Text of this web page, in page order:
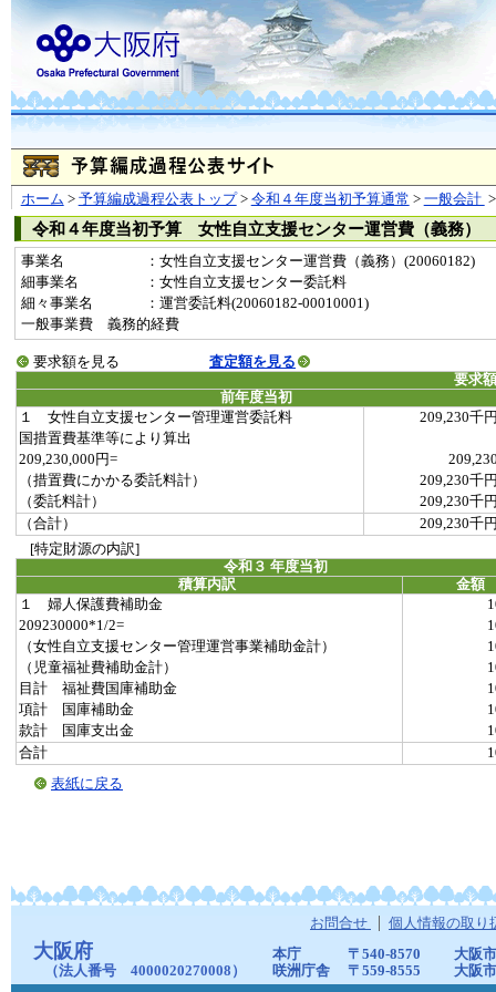
ホーム > 予算編成過程公表トップ> 令和４年度当初予算通常 > 一般会計
令和４年度当初予算 女性自立支援センター運営費（義務）
事業名
：女性自立支援センター運営費（義務）(20060182)
細事業名
：女性自立支援センター委託料
細々事業名
：運営委託料(20060182-00010001)
一般事業費 義務的経費
要求額を見る
査定額を見る
要求
前年度当初
１ 女性自立支援センター管理運営委託料
209,230千
国措置費基準等により算出
209,230,000円=
（措置費にかかる委託料計）
209,230千
（委託料計）
209,230千
（合計）
209,230千
[特定財源の内訳]
令和３ 年度当初
積算内訳
金額
１ 婦人保護費補助金
209230000*1/2=
（女性自立支援センター管理運営事業補助金計）
（児童福祉費補助金計）
目計 福祉費国庫補助金
項計 国庫補助金
款計 国庫支出金
合計
表紙に戻る
お問合せ 個人情報の取り
大阪府
（法人番号 4000020270008）
本庁 〒540-8570
大阪
咲洲庁舎
〒559-8555
大阪